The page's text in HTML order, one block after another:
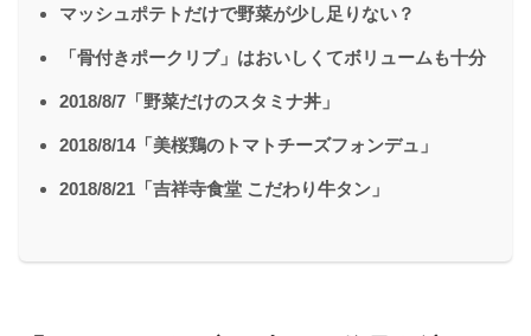
マッシュポテトだけで野菜が少し足りない？
「骨付きポークリブ」はおいしくてボリュームも十分
2018/8/7「野菜だけのスタミナ丼」
2018/8/14「美桜鶏のトマトチーズフォンデュ」
2018/8/21「吉祥寺食堂 こだわり牛タン」